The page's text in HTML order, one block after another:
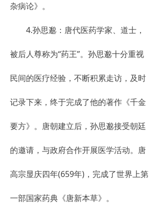
杂病论》。
4.孙思邈：唐代医药学家、道士，
被后人尊称为“药王”。孙思邈十分重视
民间的医疗经验，不断积累走访，及时
记录下来，终于完成了他的著作《千金
要方》。唐朝建立后，孙思邈接受朝廷
的邀请，与政府合作开展医学活动。唐
高宗显庆四年(659年)，完成了世界上第
一部国家药典《唐新本草》。